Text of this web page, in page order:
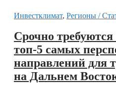
Инвестклимат, Регионы /
Срочно
топ-5 самых
направлений для
на Дальнем